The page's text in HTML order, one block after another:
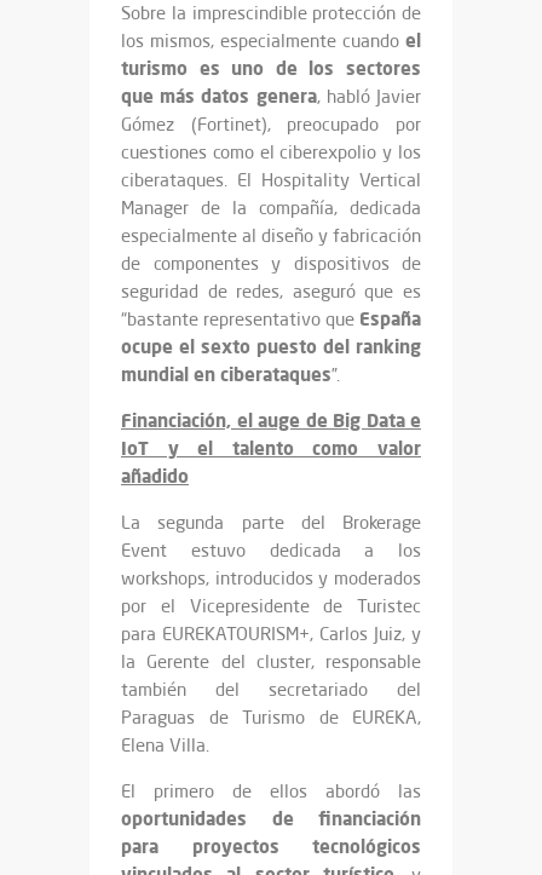
Sobre la imprescindible protección de
los mismos, especialmente cuando el
turismo es uno de los sectores
que más datos genera, habló Javier
Gómez (Fortinet), preocupado por
cuestiones como el ciberexpolio y los
ciberataques. El Hospitality Vertical
Manager de la compañía, dedicada
especialmente al diseño y fabricación
de componentes y dispositivos de
seguridad de redes, aseguró que es
“bastante representativo que España
ocupe el sexto puesto del ranking
mundial en ciberataques”.
Financiación, el auge de Big Data e
IoT y el talento como valor
añadido
La segunda parte del Brokerage
Event estuvo dedicada a los
workshops, introducidos y moderados
por el Vicepresidente de Turistec
para EUREKATOURISM+, Carlos Juiz, y
la Gerente del cluster, responsable
también del secretariado del
Paraguas de Turismo de EUREKA,
Elena Villa.
El primero de ellos abordó las
oportunidades de financiación
para proyectos tecnológicos